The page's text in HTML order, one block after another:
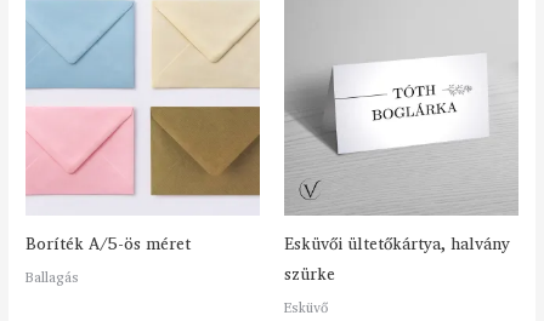
Boríték A/5-ös méret
Ballagás
Esküvői ültetőkártya, halvány
szürke
Esküvő